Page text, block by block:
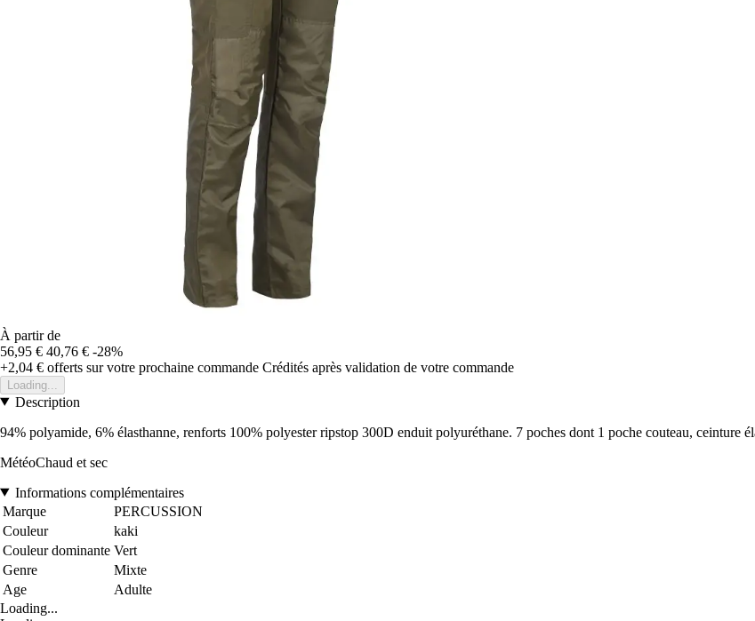
À partir de
56,95 € 40,76 € -28%
+2,04 € offerts sur votre prochaine commande Crédités après validation de votre commande
Loading...
Description
94% polyamide, 6% élasthanne, renforts 100% polyester ripstop 300D enduit polyuréthane. 7 poches dont 1 poche couteau, ceinture
MétéoChaud et sec
Informations complémentaires
Marque
PERCUSSION
Couleur
kaki
Couleur dominante Vert
Genre
Mixte
Age
Adulte
Loading...